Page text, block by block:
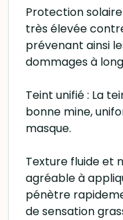
Protection
très élevée
prévenant ainsi
dommages à
Teint unifié : La
bonne mine,
masque.
Texture fluide et
agréable à
pénètre
de sensation